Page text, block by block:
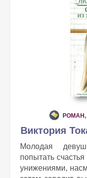
Виктория
Молодая
попытать
унижениями,